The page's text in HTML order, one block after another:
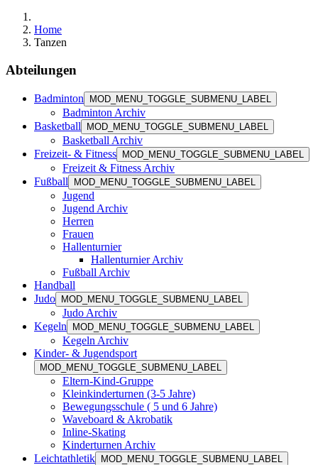
Home
Tanzen
Abteilungen
Badminton MOD_MENU_TOGGLE_SUBMENU_LABEL
Badminton Archiv
Basketball
MOD_MENU_TOGGLE_SUBMENU_LABEL
Basketball Archiv
Freizeit- & Fitness
MOD_MENU_TOGGLE_SUBMENU_LABEL
Freizeit & Fitness Archiv
Fußball
MOD_MENU_TOGGLE_SUBMENU_LABEL
Jugend
Jugend Archiv
Herren
Frauen
Hallenturnier
Hallenturnier Archiv
Fußball Archiv
Handball
Judo
MOD_MENU_TOGGLE_SUBMENU_LABEL
Judo Archiv
Kegeln
MOD_MENU_TOGGLE_SUBMENU_LABEL
Kegeln Archiv
Kinder- & Jugendsport
MOD_MENU_TOGGLE_SUBMENU_LABEL
Eltern-Kind-Gruppe
Kleinkinderturnen (3-5 Jahre)
Bewegungsschule ( 5 und 6 Jahre)
Waveboard & Akrobatik
Inline-Skating
Kinderturnen Archiv
Leichtathletik
MOD_MENU_TOGGLE_SUBMENU_LABEL